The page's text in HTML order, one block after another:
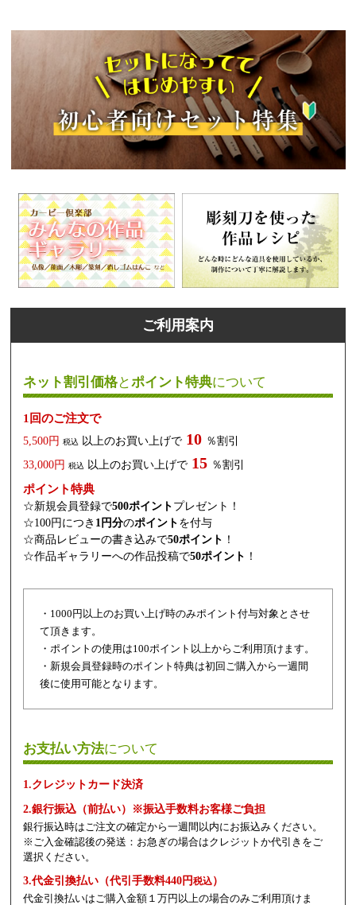
ご利用案内
ネット割引価格とポイント特典について
1回のご注文で
5,500円 税込 以上のお買い上げで 10 ％割引
33,000円 税込 以上のお買い上げで 15 ％割引
ポイント特典
☆新規会員登録で500ポイント プレゼント！
☆100円につき 1円分のポイント を付与
☆商品レビューの書き込みで50ポイント ！
☆作品ギャラリーへの作品投稿で50ポイント ！
・1000円以上のお買い上げ時のみポイント付与対象とさせ
て頂きます。
・ポイントの使用は100ポイント以上からご利用頂けます。
・新規会員登録時のポイント特典は初回ご購入から一週間
後に使用可能となります。
お支払い方法について
1.クレジットカード決済
2.銀行振込（前払い）※振込手数料お客様ご負担
銀行振込時はご注文の確定から一週間以内にお振込みください。
※ご入金確認後の発送：お急ぎの場合はクレジットか代引きをご
選択ください。
3.代金引換払い（代引手数料440円税込）
代金引換払いはご購入金額１万円以上の場合のみご利用頂けま